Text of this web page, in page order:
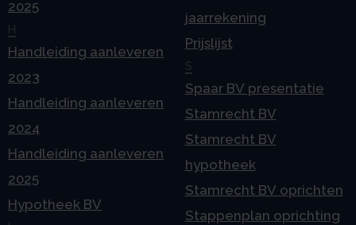
2025
H
Handleiding aanleveren
2023
Handleiding aanleveren
2024
Handleiding aanleveren
2025
Hypotheek BV
jaarrekening
Prijslijst
S
Spaar BV presentatie
Stamrecht BV
Stamrecht BV
hypotheek
Stamrecht BV oprichten
Stappenplan oprichting